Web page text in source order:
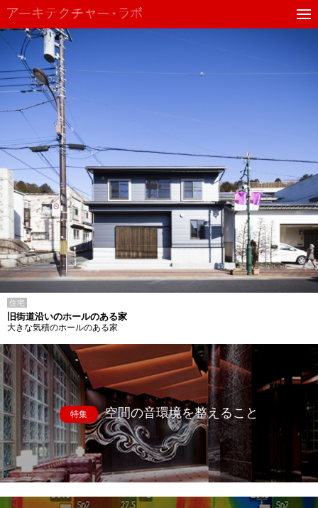
住宅
旧街道沿いのホールのある家
大きな気積のホールのある家
特集 空間の音環境を整えること